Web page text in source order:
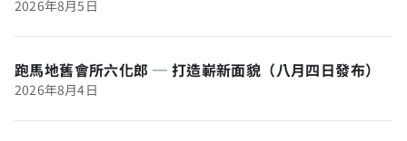
2026年8月5日
跑馬地舊會所六化郎 ─ 打造嶄新面貌（八月四日發布）
2026年8月4日